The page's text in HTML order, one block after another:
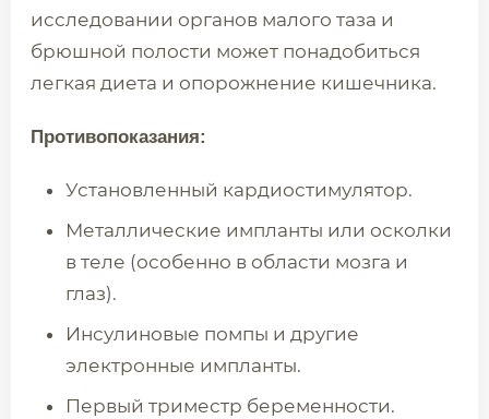
исследовании органов малого таза и
брюшной полости может понадобиться
легкая диета и опорожнение кишечника.
Противопоказания:
Установленный кардиостимулятор.
Металлические импланты или осколки
в теле (особенно в области мозга и
глаз).
Инсулиновые помпы и другие
электронные импланты.
Первый триместр беременности.